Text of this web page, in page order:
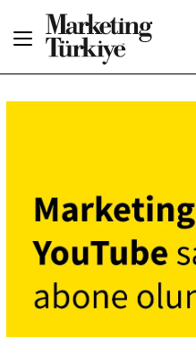
Dergiler
Etkinlikler